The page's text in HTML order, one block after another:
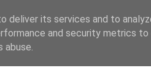
deliver its services and to
and security metrics
abuse.